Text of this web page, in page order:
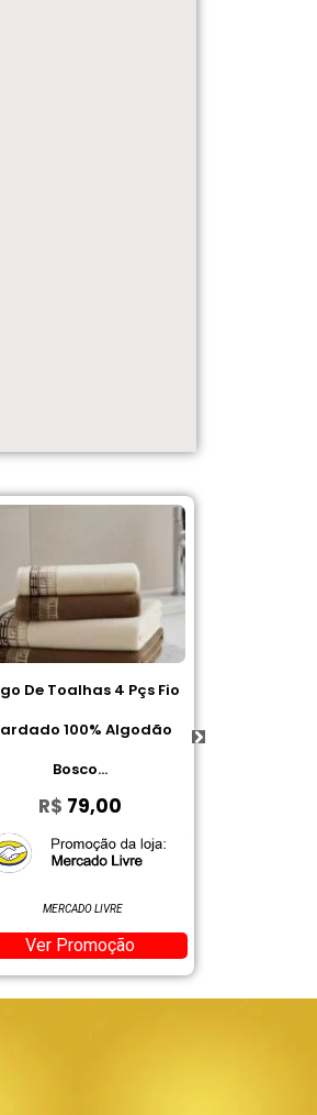
Gillette Desodorante
Antitranspirante em Gel
Aloe 45 g
R$10,84
Ver Promoção
AMAZON